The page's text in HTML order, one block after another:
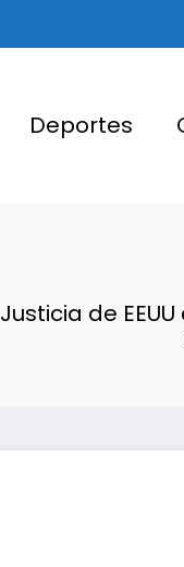
Deportes
Justicia de